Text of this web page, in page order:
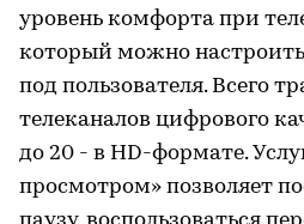
уровень комфорта при
который можно
под пользователя. Всего
телеканалов цифрового
до 20 - в HD-формате.
просмотром» позволяет